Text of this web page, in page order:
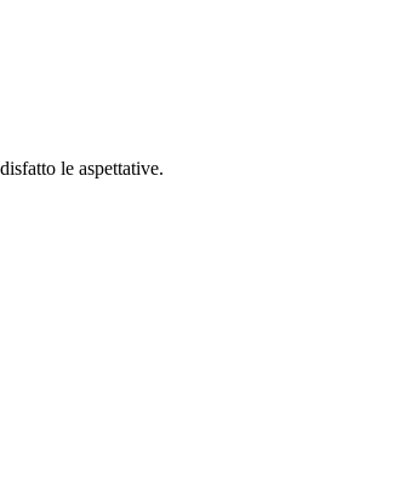
le aspettative.